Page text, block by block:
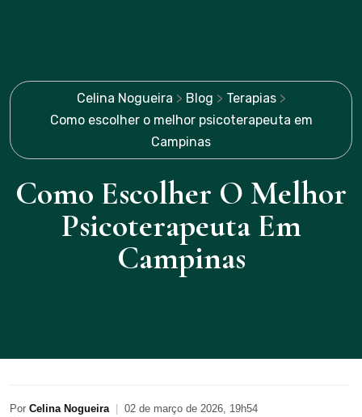
Celina Nogueira > Blog > Terapias>
Como escolher o melhor psicoterapeuta em
Campinas
Como Escolher O Melhor
Psicoterapeuta Em
Campinas
Por Celina Nogueira
02 de março de 2026, 19h54